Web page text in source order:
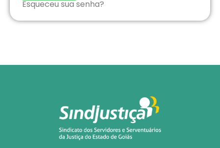
Esqueceu sua senha?